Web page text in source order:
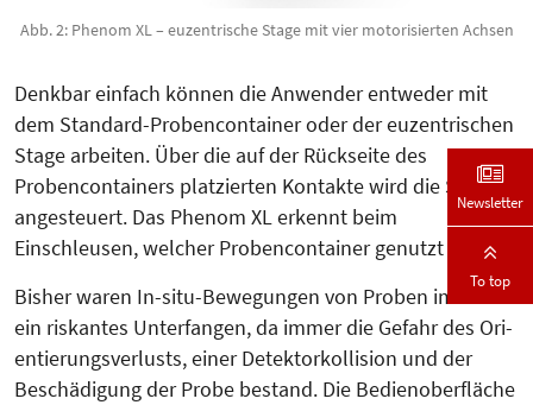
Abb. 2: Phenom XL – euzentrische Stage mit vier motorisierten Achsen
Denkbar einfach können die Anwender entweder mit
dem Standard-Proben­container oder der euzentrischen
Sta­ge arbeiten. Über die auf der Rück­seite des
Probencontainers platzier­ten Kontakte wird die Stage
an­ge­­­steu­ert. Das Phenom XL erkennt beim
Einschleusen, welcher Pro­ben­container genutzt wird.
Bisher waren In-situ-Bewegungen von Proben im REM
ein riskan­tes Unter­fangen, da immer die Ge­fahr des Ori­
en­tierungsverlusts, einer Detek­tor­­kol­lision und der
Beschä­di­gung der Probe bestand. Die Be­dien­oberfläche
Newsletter
To top